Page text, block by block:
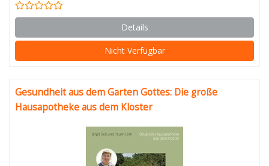
Details
Nicht Verfügbar
Gesundheit aus dem Garten Gottes: Die große
Hausapotheke aus dem Kloster